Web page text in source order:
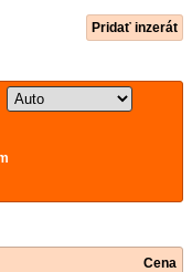
Pridať inzerát
Cena